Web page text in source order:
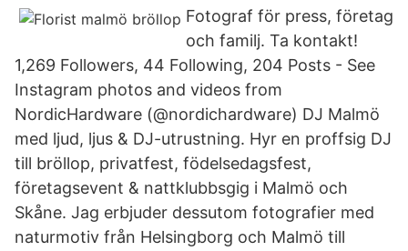
Fotograf för press, företag
och familj. Ta kontakt!
1,269 Followers, 44 Following, 204 Posts - See
Instagram photos and videos from
NordicHardware (@nordichardware) DJ Malmö
med ljud, ljus & DJ-utrustning. Hyr en proffsig DJ
till bröllop, privatfest, födelsedagsfest,
företagsevent & nattklubbsgig i Malmö och
Skåne. Jag erbjuder dessutom fotografier med
naturmotiv från Helsingborg och Malmö till